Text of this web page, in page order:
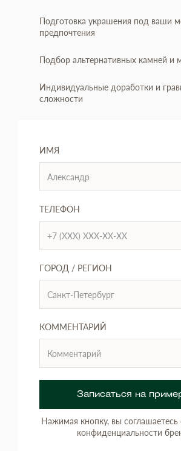
Подготовка украшения под ваши
предпочтения
Подбор альтернативных камней и
Индивидуальные доработки и
сложности
ИМЯ
ТЕЛЕФОН
ГОРОД / РЕГИОН
КОММЕНТАРИЙ
Записаться на
Нажимая кнопку, вы
конфиденциальности